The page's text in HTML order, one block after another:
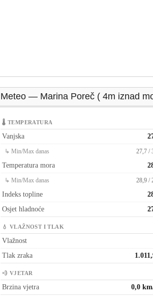
Meteo — Marina Poreč ( 4m iznad
🌡 TEMPERATURA
Vanjska
↳ Min/Max danas 27,7 /
Temperatura mora
↳ Min/Max danas 28,9 /
Indeks topline
Osjet hladnoće
💧 VLAŽNOST I TLAK
Vlažnost
Tlak zraka
💨 VJETAR
Brzina vjetra 0,0